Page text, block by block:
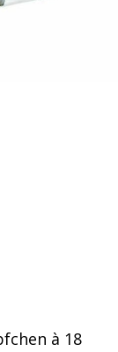
à 18